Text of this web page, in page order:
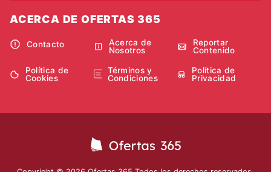
ACERCA DE OFERTAS 365
Contacto
Acerca de
Nosotros
Reportar
Contenido
Política de
Cookies
Términos y
Condiciones
Política de
Privacidad